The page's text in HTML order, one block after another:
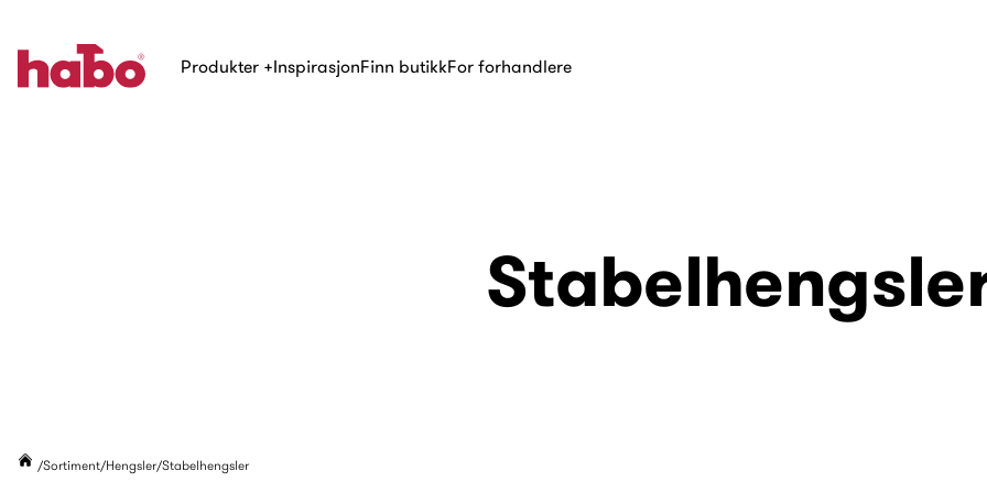
Produkter +InspirasjonFinn butikkFor forhandlere
Sortiment Hengsler Stabelhengsler